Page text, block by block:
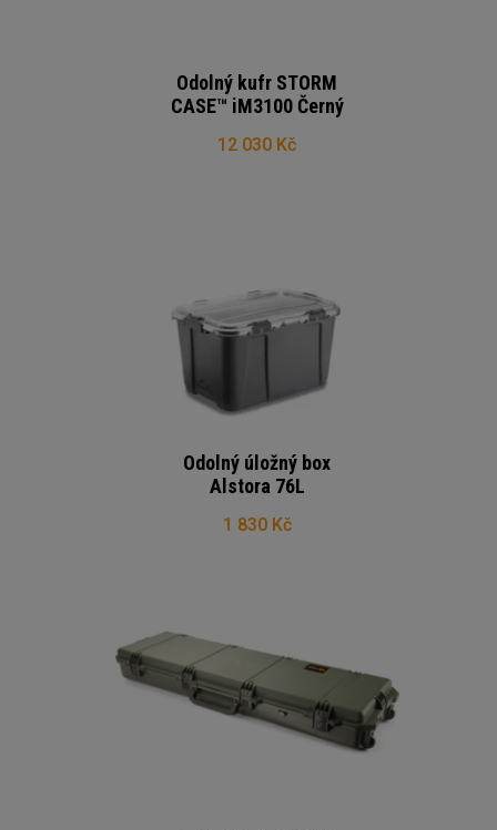
Odolný kufr STORM
CASE™ iM3100 Černý
12 030 Kč
Odolný úložný box
Alstora 76L
1 830 Kč